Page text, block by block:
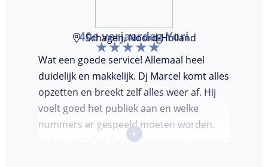
40e verjaardag Yori
Schagen, Noord-Holland
Wat een goede service! Allemaal heel
duidelijk en makkelijk. Dj Marcel komt alles
opzetten en breekt zelf alles weer af. Hij
voelt goed het publiek aan en welke
nummers er gespeeld moeten worden.
Het maakte het feestje helemaal compleet
+